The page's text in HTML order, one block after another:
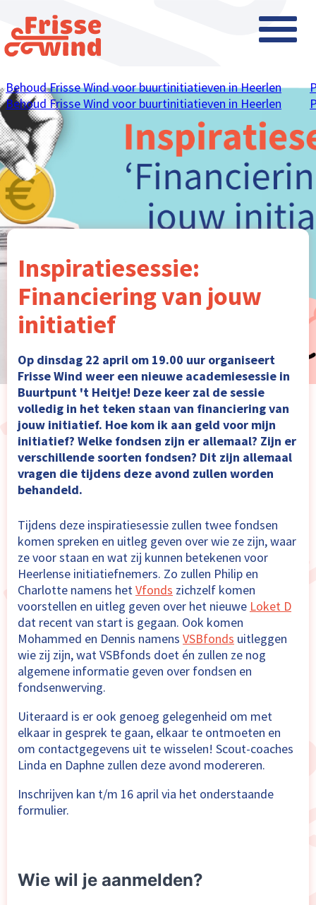
Behoud Frisse Wind voor buurtinitiatieven in Heerlen
Behoud Frisse Wind voor buurtinitiatieven in Heerlen
Inspiratiesessie:
Financiering van jouw
initiatief
Op dinsdag 22 april om 19.00 uur organiseert
Frisse Wind weer een nieuwe academiesessie in
Buurtpunt 't Heitje! Deze keer zal de sessie
volledig in het teken staan van financiering van
jouw initiatief. Hoe kom ik aan geld voor mijn
initiatief? Welke fondsen zijn er allemaal? Zijn er
verschillende soorten fondsen? Dit zijn allemaal
vragen die tijdens deze avond zullen worden
behandeld.
Tijdens deze inspiratiesessie zullen twee fondsen
komen spreken en uitleg geven over wie ze zijn, waar
ze voor staan en wat zij kunnen betekenen voor
Heerlense initiatiefnemers. Zo zullen Philip en
Charlotte namens het Vfonds zichzelf komen
voorstellen en uitleg geven over het nieuwe Loket D
dat recent van start is gegaan. Ook komen
Mohammed en Dennis namens VSBfonds uitleggen
wie zij zijn, wat VSBfonds doet én zullen ze nog
algemene informatie geven over fondsen en
fondsenwerving.
Uiteraard is er ook genoeg gelegenheid om met
elkaar in gesprek te gaan, elkaar te ontmoeten en
om contactgegevens uit te wisselen! Scout-coaches
Linda en Daphne zullen deze avond modereren.
Inschrijven kan t/m 16 april via het onderstaande
formulier.
Wie wil je aanmelden?